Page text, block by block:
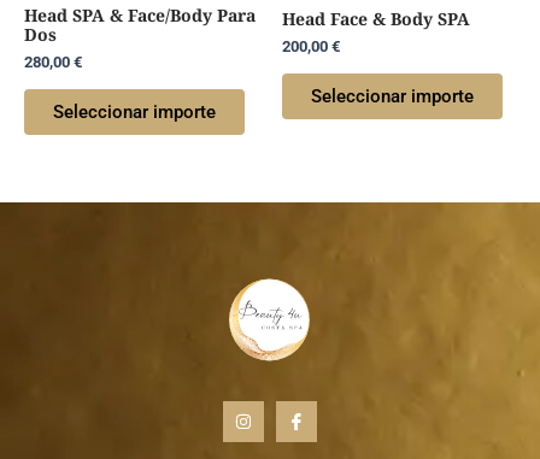
Head SPA & Face/Body Para
Dos
280,00 €
Seleccionar importe
Head Face & Body SPA
200,00 €
Seleccionar importe
I
n
s
t
I
c
o
n